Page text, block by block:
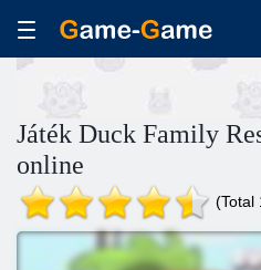
Játék Duck Family
online
(Total